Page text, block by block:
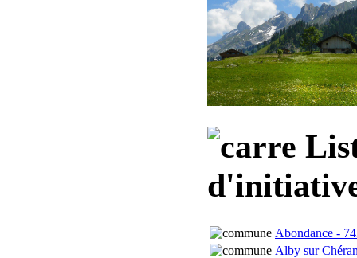
Abondance -
Alby sur